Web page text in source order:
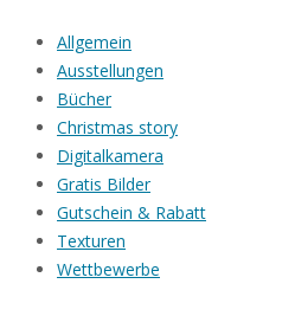
Allgemein
Ausstellungen
Bücher
Christmas story
Digitalkamera
Gratis Bilder
Gutschein & Rabatt
Texturen
Wettbewerbe